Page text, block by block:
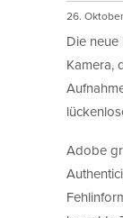
26.
Die neue
Kamera,
Adobe